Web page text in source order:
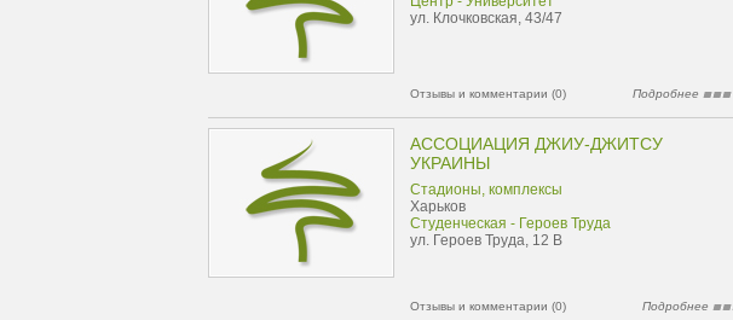
ул. Клочковская, 43/47
Отзывы и комментарии (0) Подробнее
АССОЦИАЦИЯ ДЖИУ-ДЖИТСУ
УКРАИНЫ
Стадионы, комплексы
Харьков
Студенческая - Героев Труда
ул. Героев Труда, 12 В
Отзывы и комментарии (0) Подробнее